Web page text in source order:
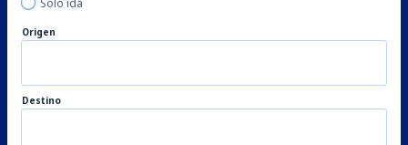
Solo ida
Origen
Destino